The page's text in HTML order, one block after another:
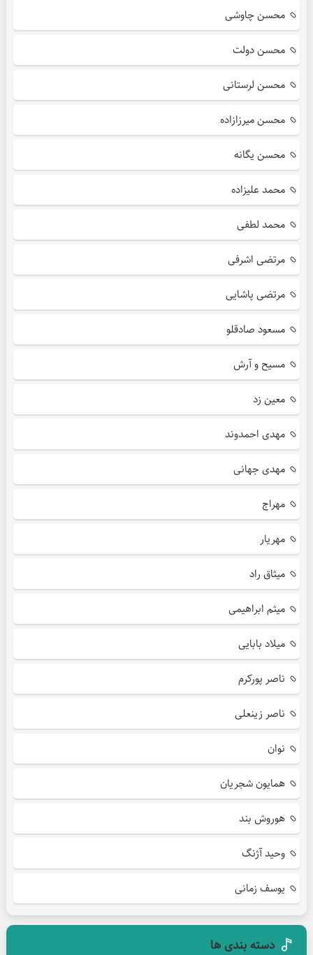
محسن چاوشی
محسن دولت
محسن لرستانی
محسن میرزازاده
محسن یگانه
محمد علیزاده
محمد لطفی
مرتضی اشرفی
مرتضی پاشایی
مسعود صادقلو
مسیح و آرش
معین زد
مهدی احمدوند
مهدی جهانی
مهراج
مهریار
میثاق راد
میثم ابراهیمی
میلاد بابایی
ناصر پورکرم
ناصر زینعلی
نوان
همایون شجریان
هوروش بند
وحید آژنگ
یوسف زمانی
دسته بندی ها